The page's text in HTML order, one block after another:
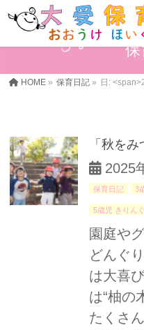
保
HOME » 保育日記 » 日:
「秋を
2025
保育日記 3
5歳児 きりん
園庭や
どんぐ
は大喜
は“柚の
たくさ